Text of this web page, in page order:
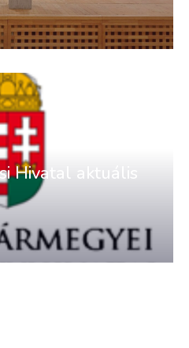
Hivatal aktuális